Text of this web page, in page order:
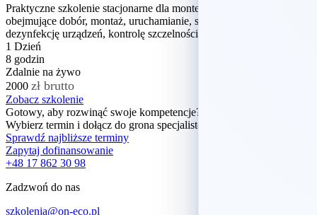
Praktyczne szkolenie stacjonarne dla monterów klimatyzacji,
obejmujące dobór, montaż, uruchamianie, serwis, czyszczenie i
dezynfekcję urządzeń, kontrolę szczelności, próbę...
1 Dzień
8 godzin
Zdalnie na żywo
2000 zł brutto
Zobacz szkolenie
Gotowy, aby rozwinąć swoje kompetencje?
Wybierz termin i dołącz do grona specjalistów i praktyków.
Sprawdź najbliższe terminy
Zapytaj dofinansowanie
+48 17 862 30 98
Zadzwoń do nas
szkolenia@on-eco.pl